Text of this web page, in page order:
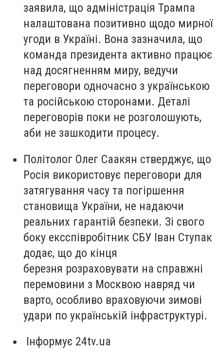
заявила, що адміністрація Трампа
налаштована позитивно щодо мирної
угоди в Україні. Вона зазначила, що
команда президента активно працює
над досягненням миру, ведучи
переговори одночасно з українською
та російською сторонами. Деталі
переговорів поки не розголошують,
аби не зашкодити процесу.
Політолог Олег Саакян стверджує, що
Росія використовує переговори для
затягування часу та погіршення
становища України, не надаючи
реальних гарантій безпеки. Зі свого
боку ексспівробітник СБУ Іван Ступак
додає, що до кінця
березня розраховувати на справжні
перемовини з Москвою навряд чи
варто, особливо враховуючи зимові
удари по українській інфраструктурі.
Інформує 24tv.ua